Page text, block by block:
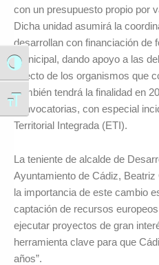
Alternar alto contraste
Alternar tamaño de letra
con un presupuesto propio por
Dicha unidad asumirá la
desarrollan con financiación de
municipal, dando apoyo a las
directo de los organismos que
También tendrá la finalidad en
convocatorias, con especial
Territorial Integrada (ETI).
La teniente de alcalde de
Ayuntamiento de Cádiz,
la importancia de este cambio
captación de recursos
ejecutar proyectos de gran
herramienta clave para que
años”.